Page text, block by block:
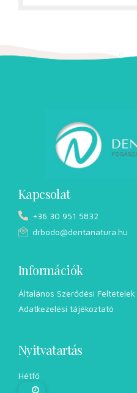
Kapcsolat
+36 30 951 5832
drbodo@dentanatura.hu
Információk
Általános Szerődési Feltételek
Adatkezelési tájékoztató
Nyitvatartás
Hétfő